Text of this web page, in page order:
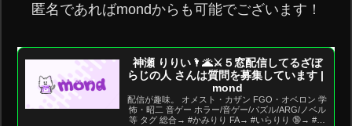
匿名であればmondからも可能でございます！
神瀬 りりい🌂🌋⚔️５窓配信してるざぼ
らじの人 さんは質問を募集しています |
mond
配信が趣味。 オメスト・カザン FGO・オベロン 学
怖・昭二 音ゲー ホラー/音ゲー/パズル/ARG/ノベル
等 タグ 総合→ #かみりり FA→ #いらりり 🔞→ #う